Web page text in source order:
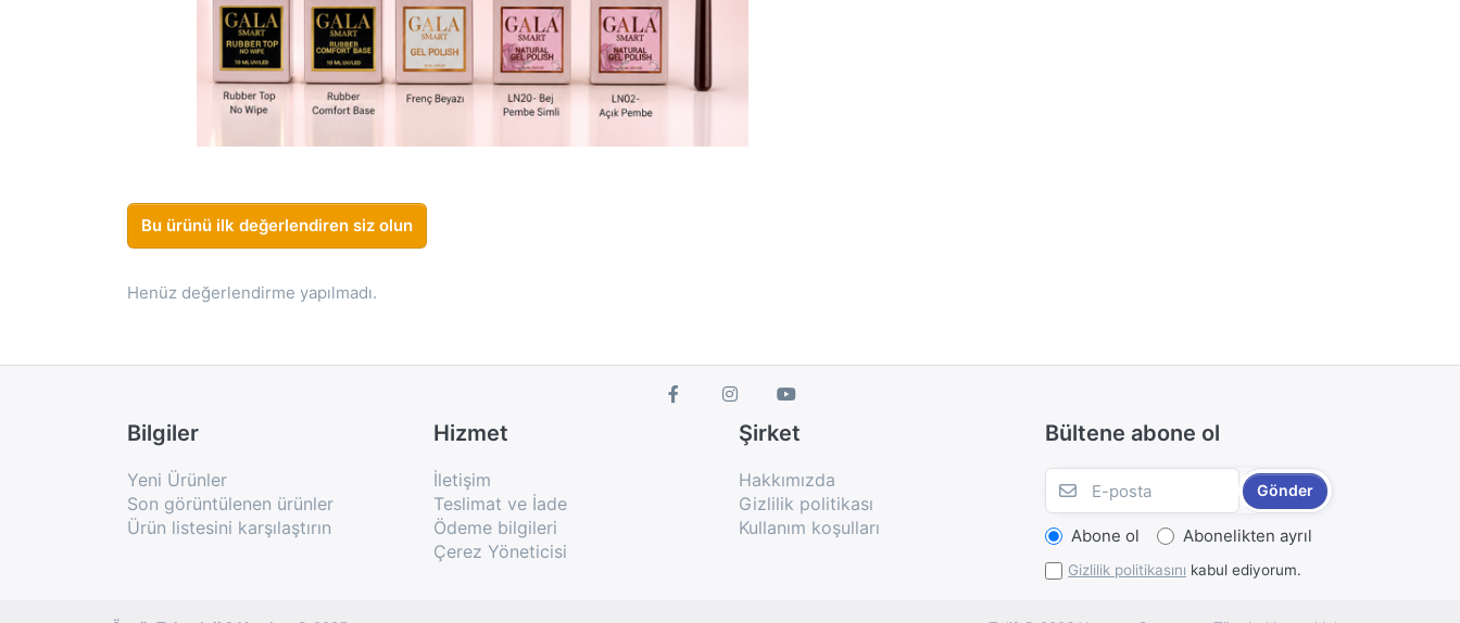
Bu ürünü ilk değerlendiren siz olun
Henüz değerlendirme yapılmadı.
Bilgiler
Yeni Ürünler
Son görüntülenen ürünler
Ürün listesini karşılaştırın
Hizmet
İletişim
Teslimat ve İade
Ödeme bilgileri
Çerez Yöneticisi
Şirket
Hakkımızda
Gizlilik politikası
Kullanım koşulları
Bültene abone ol
Gönder
Abone ol Abonelikten ayrıl
Gizlilik politikasını kabul ediyorum.